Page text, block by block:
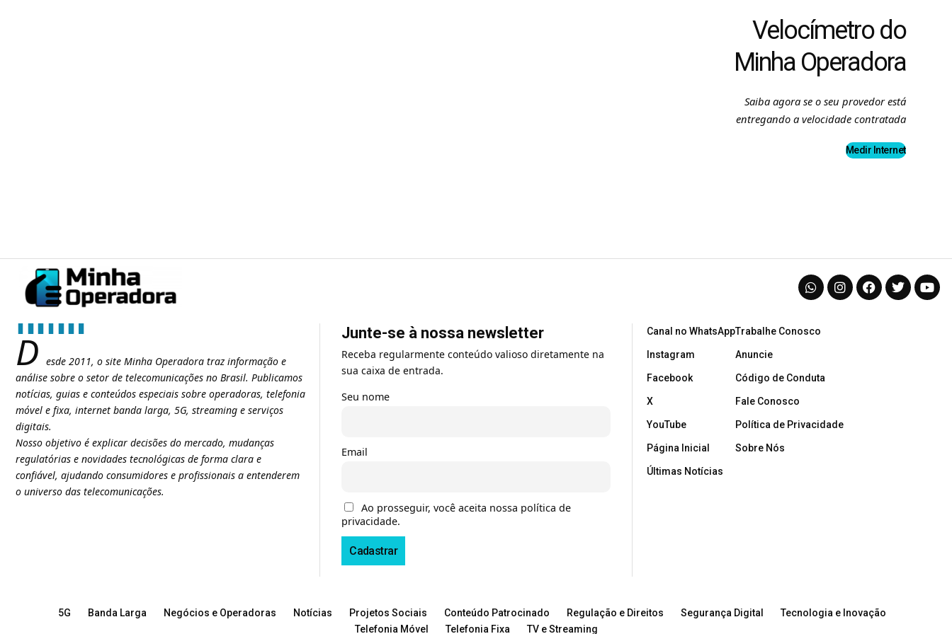
Velocímetro do
Minha Operadora
Saiba agora se o seu provedor está
entregando a velocidade contratada
Medir Internet
D esde 2011, o site Minha Operadora traz informação e
análise sobre o setor de telecomunicações no Brasil. Publicamos
notícias, guias e conteúdos especiais sobre operadoras, telefonia
móvel e fixa, internet banda larga, 5G, streaming e serviços
digitais.
Nosso objetivo é explicar decisões do mercado, mudanças
regulatórias e novidades tecnológicas de forma clara e
confiável, ajudando consumidores e profissionais a entenderem
o universo das telecomunicações.
Junte-se à nossa newsletter
Receba regularmente conteúdo valioso diretamente na
sua caixa de entrada.
Seu nome
Email
Ao prosseguir, você aceita nossa política de
privacidade.
Canal no WhatsApp
Instagram
Facebook
X
YouTube
Página Inicial
Últimas Notícias
Trabalhe Conosco
Anuncie
Código de Conduta
Fale Conosco
Política de Privacidade
Sobre Nós
5G Banda Larga Negócios e Operadoras Notícias Projetos Sociais Conteúdo Patrocinado Regulação e Direitos Segurança Digital
Tecnologia e Inovação
Telefonia Móvel
Telefonia Fixa TV e Streaming